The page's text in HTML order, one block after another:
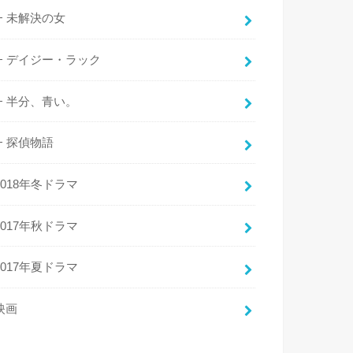
未解決の女
デイジー・ラック
半分、青い。
探偵物語
年冬ドラマ
年秋ドラマ
年夏ドラマ
画